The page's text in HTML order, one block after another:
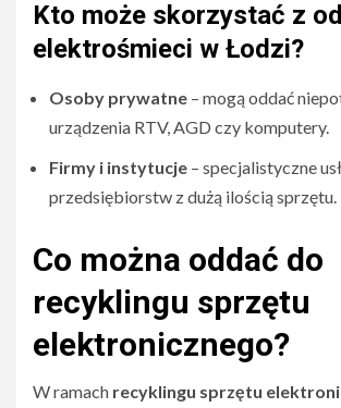
Kto może skorzystać z
elektrośmieci w Łodzi?
Osoby prywatne – mogą oddać
urządzenia RTV, AGD czy komputery.
Firmy i instytucje – specjalistyczne
przedsiębiorstw z dużą ilością sprzętu.
Co można oddać do
recyklingu sprzętu
elektronicznego?
W ramach recyklingu sprzętu